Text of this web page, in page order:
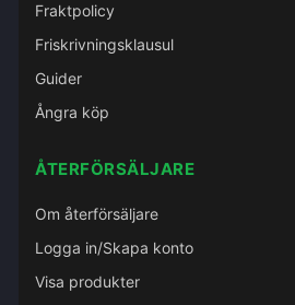
Fraktpolicy
Friskrivningsklausul
Guider
Ångra köp
ÅTERFÖRSÄLJARE
Om återförsäljare
Logga in/Skapa konto
Visa produkter